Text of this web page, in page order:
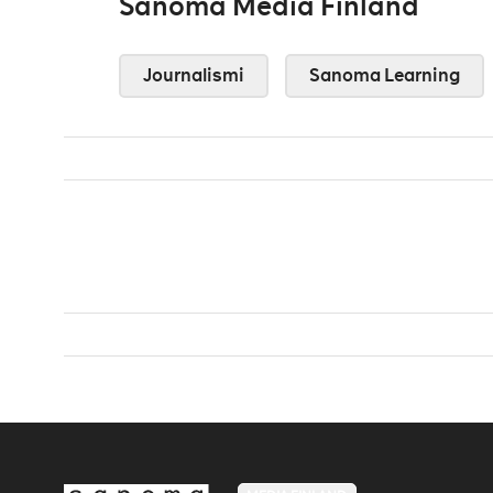
Journalismi Sanoma Learning